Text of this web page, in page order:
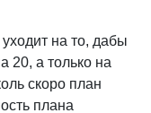
на то, дабы
20, а только на
скоро план
плана